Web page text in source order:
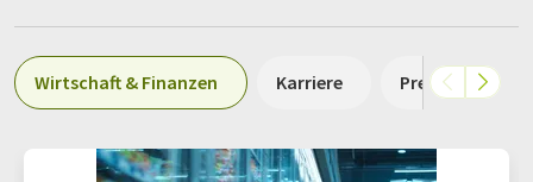
Wirtschaft & Finanzen Karriere